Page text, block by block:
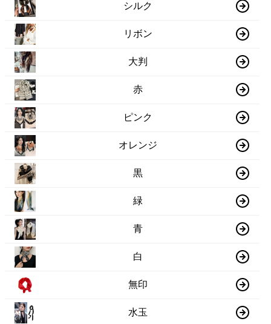
シルク
リボン
大判
赤
ピンク
オレンジ
黒
緑
青
白
無印
水玉